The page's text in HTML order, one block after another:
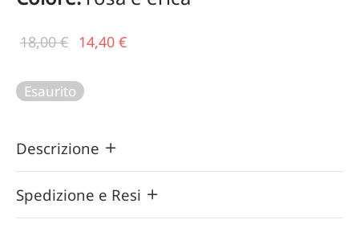
18,00€
Il prezzo
era:
18,00 €.
14,40 €
Esaurito
Descrizione
Spedizione e Resi